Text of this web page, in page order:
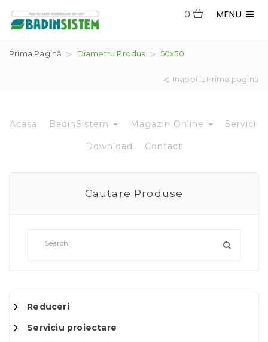
MENU
0
Prima Pagină Diametru Produs 50x50
Inapoi laPrima pagină
Acasa BadinSistem Magazin Online Servicii
Download Contact
Cautare Produse
Reduceri
Serviciu proiectare